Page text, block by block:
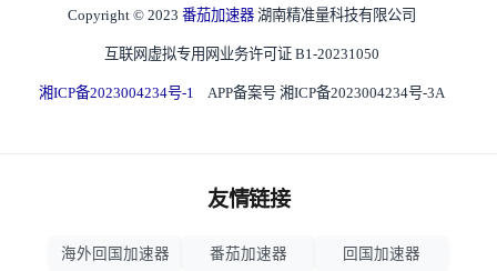
Copyright © 2023 番茄加速器 湖南精准量科技有限公司
互联网虚拟专用网业务许可证 B1-20231050
湘ICP备2023004234号-1 APP备案号 湘ICP备2023004234号-3A
友情链接
海外回国加速器 番茄加速器
回国加速器